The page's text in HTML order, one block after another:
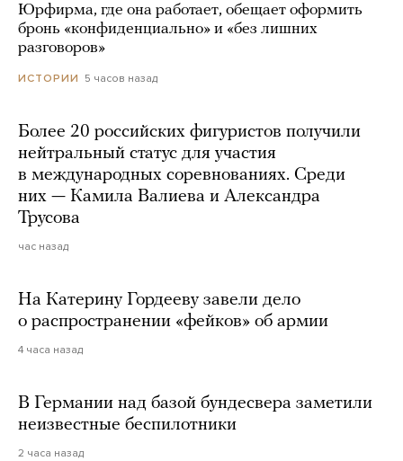
Юрфирма, где она работает, обещает оформить
бронь «конфиденциально» и «без лишних
разговоров»
ИСТОРИИ 5 часов назад
Более 20 российских фигуристов получили
нейтральный статус для участия
в международных соревнованиях. Среди
них — Камила Валиева и Александра
Трусова
час назад
На Катерину Гордееву завели дело
о распространении «фейков» об армии
4 часа назад
В Германии над базой бундесвера заметили
неизвестные беспилотники
2 часа назад